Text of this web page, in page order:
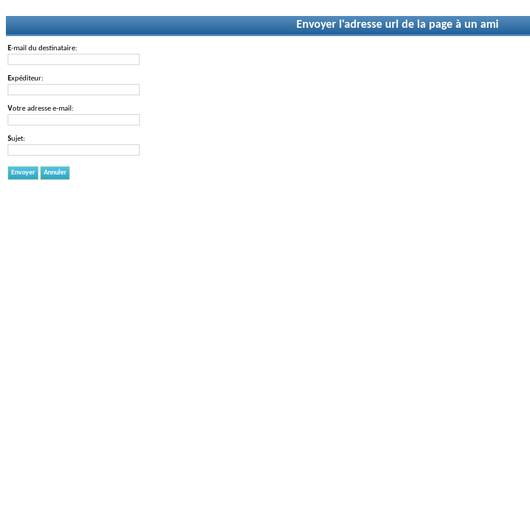
Envoyer l'adresse url de la page à un ami
E-mail du destinataire:
Expéditeur:
Votre adresse e-mail:
Sujet:
Envoyer Annuler